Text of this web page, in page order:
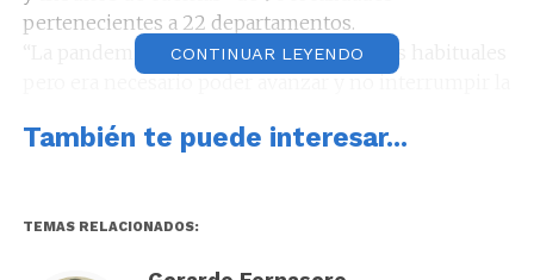
pertenecientes a 22 departamentos.
“La pandemia cambió nuestras relaciones habituales
pero era necesario poder avanzar y no interrumpir la
concejos deliberantes, y estar presentes aunque sea
Además, el vicegobernador destacó “el interés
CONTINUAR LEYENDO
También te puede interesar...
TEMAS RELACIONADOS: